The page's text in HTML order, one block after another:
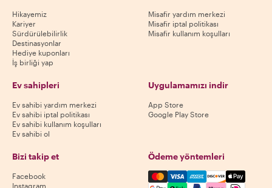
Hikayemiz
Kariyer
Sürdürülebilirlik
Destinasyonlar
Hediye kuponları
İş birliği yap
Misafir yardım merkezi
Misafir iptal politikası
Misafir kullanım koşulları
Ev sahipleri
Ev sahibi yardım merkezi
Ev sahibi iptal politikası
Ev sahibi kullanım koşulları
Ev sahibi ol
Uygulamamızı indir
App Store
Google Play Store
Bizi takip et
Facebook
Instagram
Ödeme yöntemleri
Mastercard, Visa, Amex,